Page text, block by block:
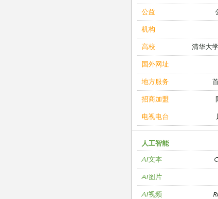
公益
机构
高校 清华大
国外网址
地方服务
招商加盟
电视电台
人工智能
AI文本
AI图片
AI视频